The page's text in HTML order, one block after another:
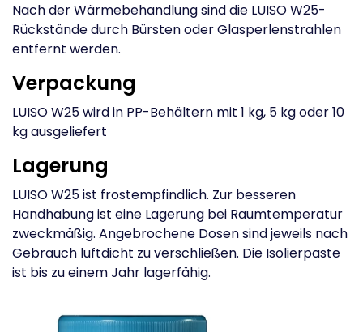
Nach der Wärmebehandlung sind die LUISO W25-
Rückstände durch Bürsten oder Glasperlenstrahlen
entfernt werden.
Verpackung
LUISO W25 wird in PP-Behältern mit 1 kg, 5 kg oder 10
kg ausgeliefert
Lagerung
LUISO W25 ist frostempfindlich. Zur besseren
Handhabung ist eine Lagerung bei Raumtemperatur
zweckmäßig. Angebrochene Dosen sind jeweils nach
Gebrauch luftdicht zu verschließen. Die Isolierpaste
ist bis zu einem Jahr lagerfähig.